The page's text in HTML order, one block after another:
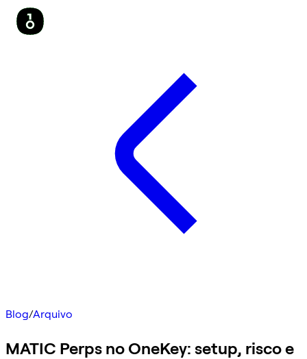
Blog/Arquivo
MATIC Perps no OneKey: setup, risco e